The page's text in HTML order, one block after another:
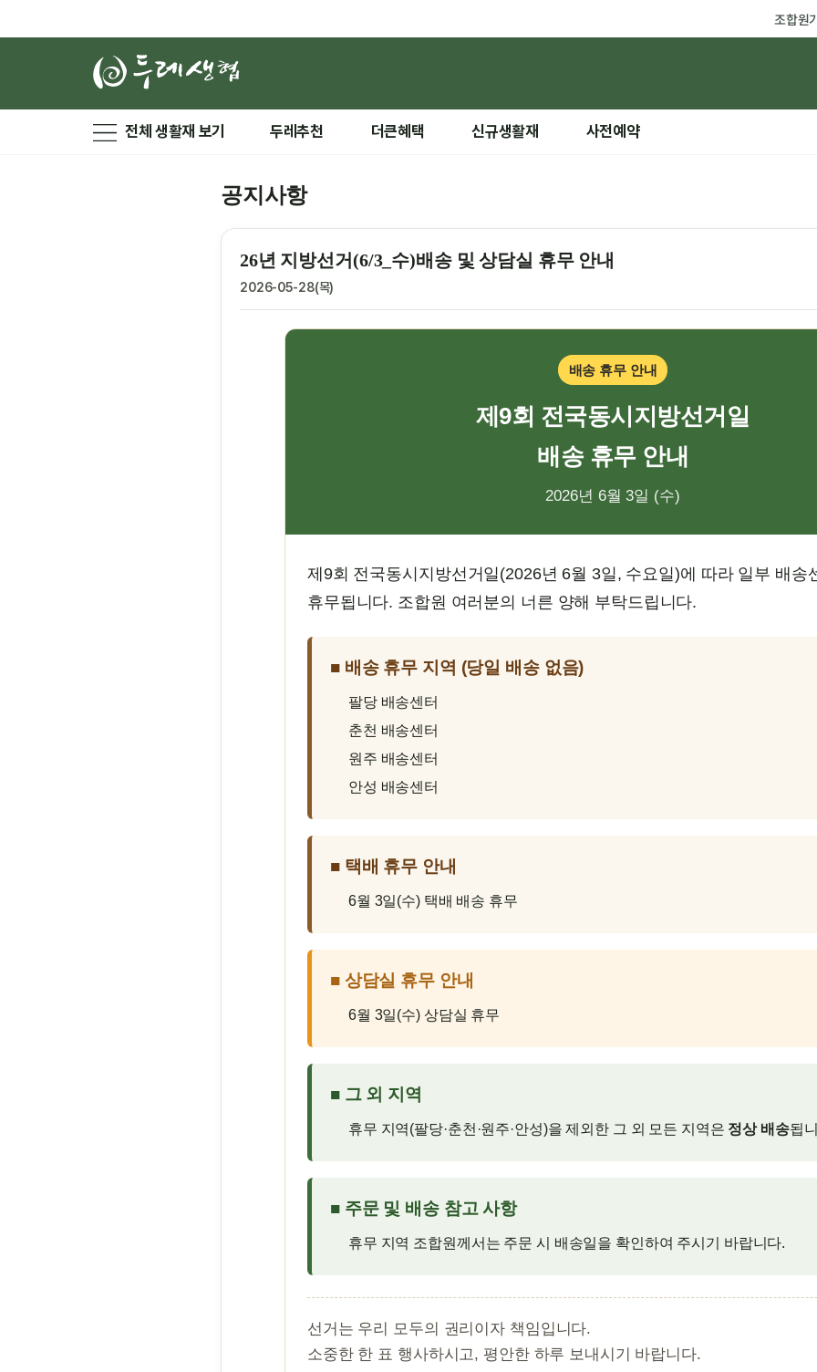
조합원
전체 생활재 보기 두레추천 더큰혜택 신규생활재 사전예약
공지사항
26년 지방선거(6/3_수)배송 및 상담실 휴무 안내
2026-05-28(목)
배송 휴무 안내
제9회 전국동시지방선거일
배송 휴무 안내
2026년 6월 3일 (수)
제9회 전국동시지방선거일(2026년 6월 3일, 수요일)에 따라 일부 배송
휴무됩니다. 조합원 여러분의 너른 양해 부탁드립니다.
■ 배송 휴무 지역 (당일 배송 없음)
팔당 배송센터
춘천 배송센터
원주 배송센터
안성 배송센터
■ 택배 휴무 안내
6월 3일(수) 택배 배송 휴무
■ 상담실 휴무 안내
6월 3일(수) 상담실 휴무
■ 그 외 지역
휴무 지역(팔당·춘천·원주·안성)을 제외한 그 외 모든 지역은 정상 배송됩
■ 주문 및 배송 참고 사항
휴무 지역 조합원께서는 주문 시 배송일을 확인하여 주시기 바랍니다.
선거는 우리 모두의 권리이자 책임입니다.
소중한 한 표 행사하시고, 평안한 하루 보내시기 바랍니다.